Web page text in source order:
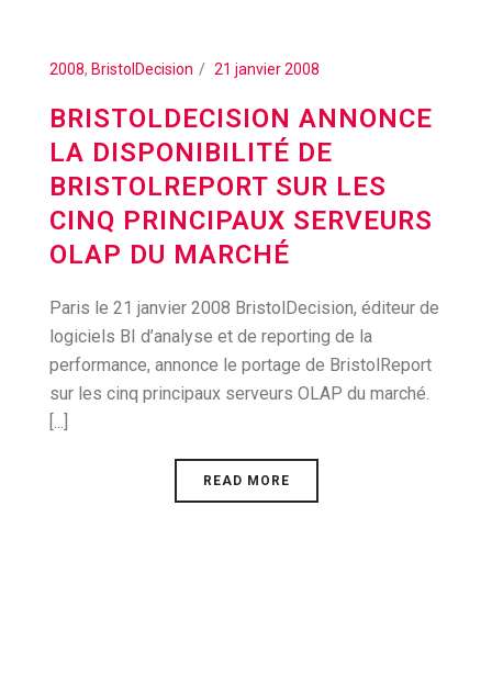
2008, BristolDecision 21 janvier 2008
BRISTOLDECISION ANNONCE
LA DISPONIBILITÉ DE
BRISTOLREPORT SUR LES
CINQ PRINCIPAUX SERVEURS
OLAP DU MARCHÉ
Paris le 21 janvier 2008 BristolDecision, éditeur de
logiciels BI d’analyse et de reporting de la
performance, annonce le portage de BristolReport
sur les cinq principaux serveurs OLAP du marché.
[...]
READ MORE